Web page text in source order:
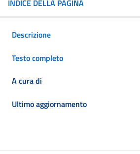
INDICE DELLA PAGINA
Descrizione
Testo completo
A cura di
Ultimo aggiornamento